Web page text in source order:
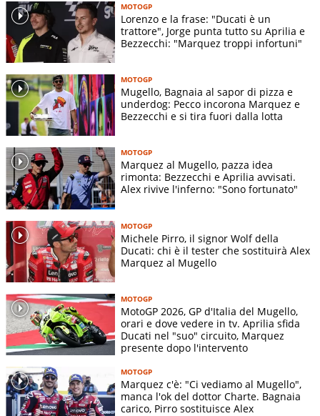
MOTOGP
Lorenzo e la frase: "Ducati è un
trattore", Jorge punta tutto su Aprilia e
Bezzecchi: "Marquez troppi infortuni"
MOTOGP
Mugello, Bagnaia al sapor di pizza e
underdog: Pecco incorona Marquez e
Bezzecchi e si tira fuori dalla lotta
MOTOGP
Marquez al Mugello, pazza idea
rimonta: Bezzecchi e Aprilia avvisati.
Alex rivive l'inferno: "Sono fortunato"
MOTOGP
Michele Pirro, il signor Wolf della
Ducati: chi è il tester che sostituirà Alex
Marquez al Mugello
MOTOGP
MotoGP 2026, GP d'Italia del Mugello,
orari e dove vedere in tv. Aprilia sfida
Ducati nel "suo" circuito, Marquez
presente dopo l'intervento
MOTOGP
Marquez c'è: "Ci vediamo al Mugello",
manca l'ok del dottor Charte. Bagnaia
carico, Pirro sostituisce Alex